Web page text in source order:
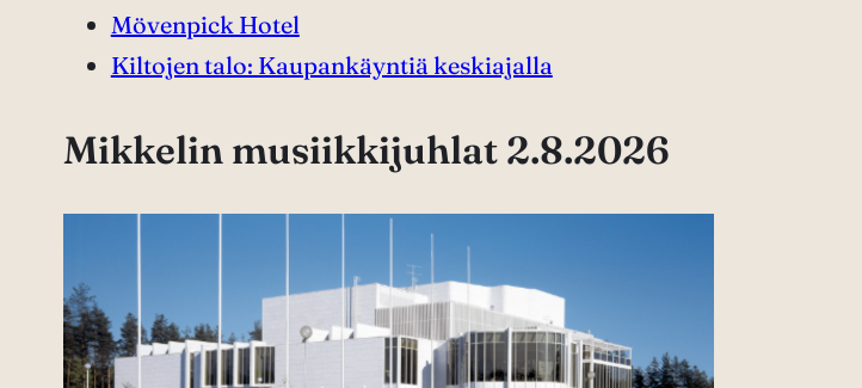
Mövenpick Hotel
Kiltojen talo: Kaupankäyntiä keskiajalla
Mikkelin musiikkijuhlat 2.8.2026